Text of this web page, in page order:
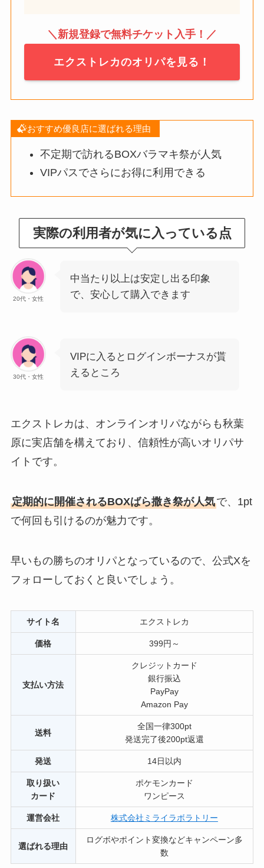
＼新規登録で無料チケット入手！／
エクストレカのオリパを見る！
おすすめ優良店に選ばれる理由
不定期で訪れるBOXバラマキ祭が人気
VIPパスでさらにお得に利用できる
実際の利用者が気に入っている点
20代・女性
中当たり以上は安定し出る印象
で、安心して購入できます
30代・女性
VIPに入るとログインボーナスが貰
えるところ
エクストレカは、オンラインオリパながらも秋葉
原に実店舗を構えており、信頼性が高いオリパサ
イトです。
定期的に開催されるBOXばら撒き祭が人気で、1pt
で何回も引けるのが魅力です。
早いもの勝ちのオリパとなっているので、公式Xを
フォローしておくと良いでしょう。
サイト名 エクストレカ
価格 399円～
支払い方法
クレジットカード
銀行振込
PayPay
Amazon Pay
送料
全国一律300pt
発送完了後200pt返還
発送 14日以内
取り扱い
カード
ポケモンカード
ワンピース
運営会社 株式会社ミライラボラトリー
選ばれる理由
ログボやポイント変換などキャンペーン多
数